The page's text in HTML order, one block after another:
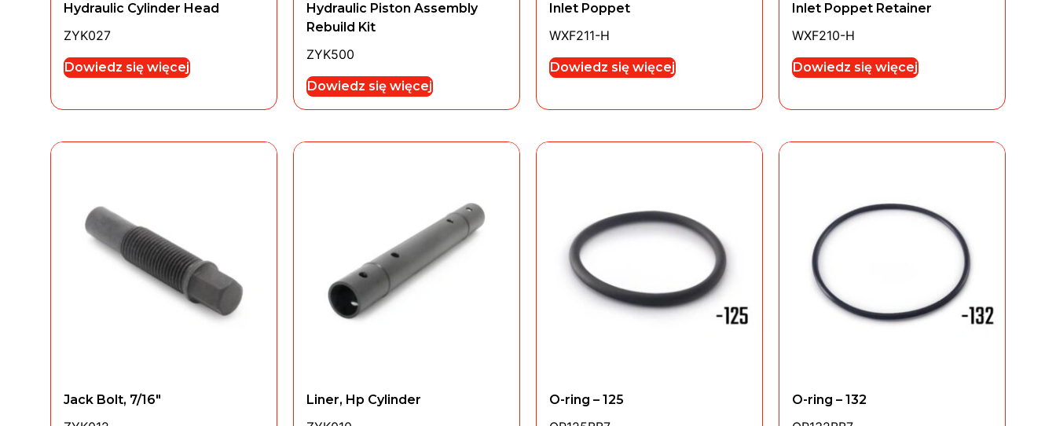
Hydraulic Cylinder Head
ZYK027
Dowiedz się więcej
Hydraulic Piston Assembly
Rebuild Kit
ZYK500
Dowiedz się więcej
Inlet Poppet
WXF211-H
Dowiedz się więcej
Inlet Poppet Retainer
WXF210-H
Dowiedz się więcej
Jack Bolt, 7/16″ Liner, Hp Cylinder O-ring – 125 O-ring – 132